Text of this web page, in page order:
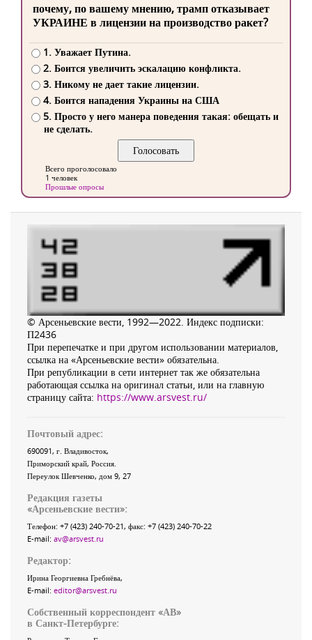
почему, по вашему мнению, трамп отказывает
УКРАИНЕ в лицензии на производство ракет?
1. Уважает Путина.
2. Боится увеличить эскалацию конфликта.
3. Никому не дает такие лицензии.
4. Боится нападения Украины на США
5. Просто у него манера поведения такая: обещать и
не сделать.
Всего проголосовало
1 человек
Прошлые опросы
© Арсеньевские вести, 1992—2022. Индекс подписки:
П2436
При перепечатке и при другом использовании материалов,
ссылка на «Арсеньевские вести» обязательна.
При републикации в сети интернет так же обязательна
работающая ссылка на оригинал статьи, или на главную
страницу сайта: https://www.arsvest.ru/
Почтовый адрес:
690091, г. Владивосток,
Приморский край, Россия
Переулок Шевченко, дом 9, 27
Редакция газеты
«Арсеньевские вести»:
Телефон: +7 (423) 240-70-21, факс: +7 (423) 240-70-22
E-mail: av@arsvest.ru
Редактор:
Ирина Георгиевна Гребнёва,
E-mail: editor@arsvest.ru
Собственный корреспондент «АВ»
в Санкт-Петербурге: